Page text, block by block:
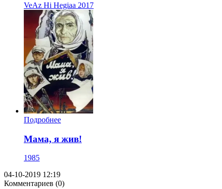
VeAz Hi Hegiaa 2017
Подробнее
Мама, я жив!
1985
04-10-2019 12:19
Комментариев (0)